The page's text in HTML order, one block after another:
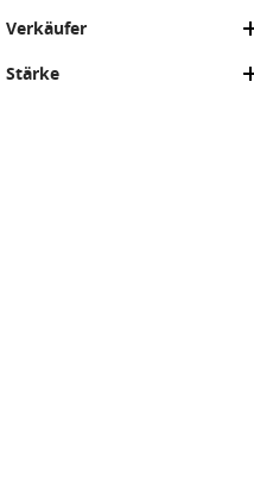
Verkäufer
Stärke